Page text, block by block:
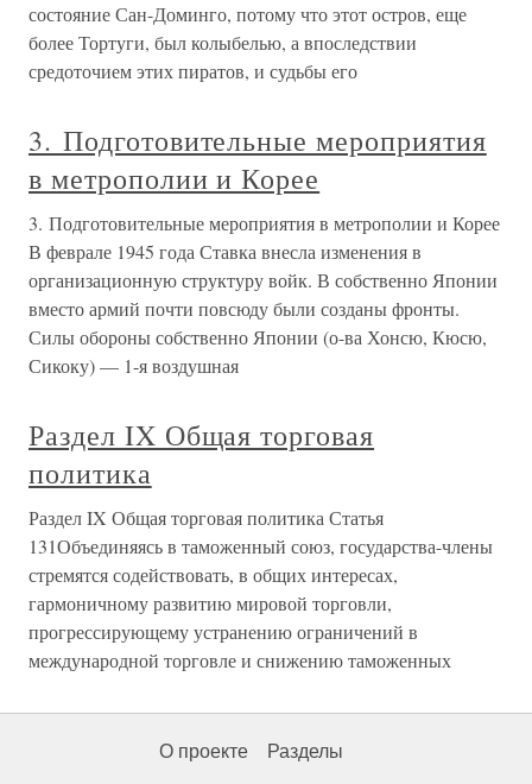
состояние Сан-Доминго, потому что этот остров, еще
более Тортуги, был колыбелью, а впоследствии
средоточием этих пиратов, и судьбы его
3. Подготовительные мероприятия
в метрополии и Корее
3. Подготовительные мероприятия в метрополии и Корее
В феврале 1945 года Ставка внесла изменения в
организационную структуру войк. В собственно Японии
вместо армий почти повсюду были созданы фронты.
Силы обороны собственно Японии (о-ва Хонсю, Кюсю,
Сикоку) — 1-я воздушная
Раздел IX Общая торговая
политика
Раздел IX Общая торговая политика Статья
131Объединяясь в таможенный союз, государства-члены
стремятся содействовать, в общих интересах,
гармоничному развитию мировой торговли,
прогрессирующему устранению ограничений в
международной торговле и снижению таможенных
О проекте Разделы